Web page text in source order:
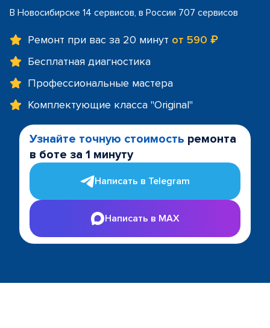
В Новосибирске 14 сервисов, в России 707 сервисов
Ремонт при вас за 20 минут от 590 ₽
Бесплатная диагностика
Профессиональные мастера
Комплектующие класса "Original"
Узнайте точную стоимость ремонта
в боте за 1 минуту
Написать в Telegram
Написать в MAX